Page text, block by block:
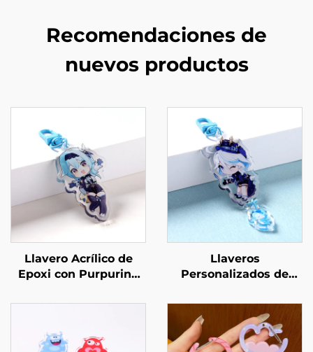
Recomendaciones de
nuevos productos
Llavero Acrílico de
Epoxi con Purpurina
Llaveros
Personalizados de